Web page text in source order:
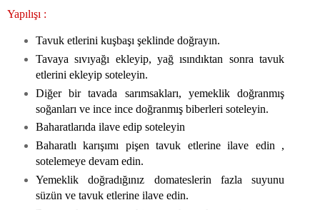
Yapılışı :
Tavuk etlerini kuşbaşı şeklinde doğrayın.
Tavaya sıvıyağı ekleyip, yağ ısındıktan sonra tavuk
etlerini ekleyip soteleyin.
Diğer bir tavada sarımsakları, yemeklik doğranmış
soğanları ve ince ince doğranmış biberleri soteleyin.
Baharatlarıda ilave edip soteleyin
Baharatlı karışımı pişen tavuk etlerine ilave edin ,
sotelemeye devam edin.
Yemeklik doğradığınız domateslerin fazla suyunu
süzün ve tavuk etlerine ilave edin.